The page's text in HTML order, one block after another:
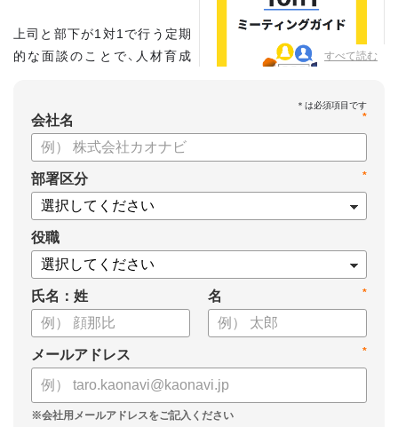
すべて読む
上司と部下が1対1で行う定期
的な面談のことで、人材育成
こちらの資料では、
・1on1とは何か？
・1on1の基本的なやり方
・ 1on1 の基本アジェンダと質問例
についてまとめましたので、ぜひお役立てください。
*
会社名
*
部署区分
役職
氏名：姓 *
名
*
メールアドレス